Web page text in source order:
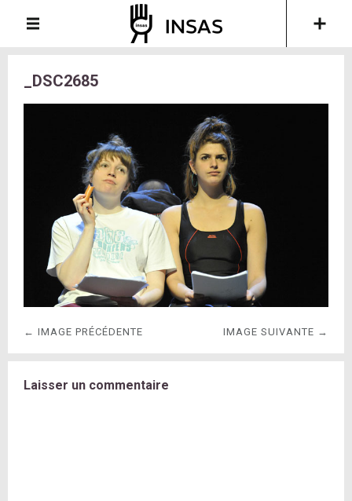
_DSC2685
← IMAGE PRÉCÉDENTE IMAGE SUIVANTE →
Laisser un commentaire